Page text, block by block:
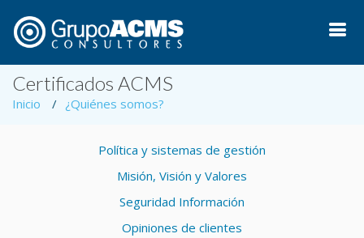
Certificados ACMS
Inicio ¿Quiénes somos?
Política y sistemas de gestión
Misión, Visión y Valores
Seguridad Información
Opiniones de clientes